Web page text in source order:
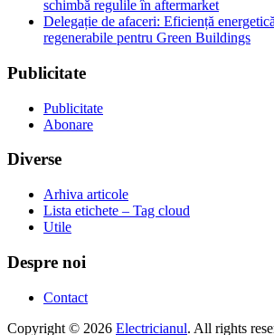
schimbă regulile în aftermarket
Delegație de afaceri: Eficiență
regenerabile pentru Green Buildings
Publicitate
Publicitate
Abonare
Diverse
Arhiva articole
Lista etichete – Tag cloud
Utile
Despre noi
Contact
Copyright © 2026 Electricianul. All rights